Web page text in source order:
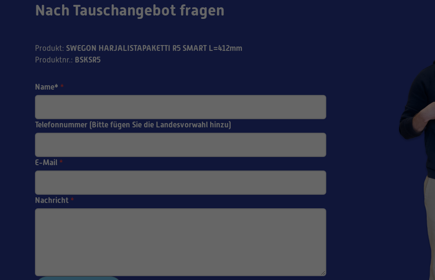
Nach Tauschangebot fragen
Produkt: SWEGON HARJALISTAPAKETTI R5 SMART L=412mm
Produktnr.: BSKSR5
Name* *
Telefonnummer (Bitte fügen Sie die Landesvorwahl hinzu)
E-Mail *
Nachricht *